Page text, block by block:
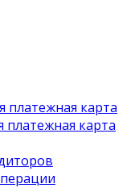
платежная карта
платежная карта